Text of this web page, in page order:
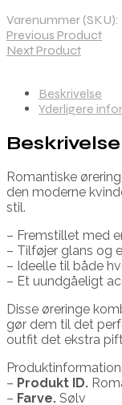
Varenummer (SKU):
Previous Product
Next Product
Beskrivelse
Yderligere
Beskrivelse
Romantiske
den moderne
stil.
– Fremstillet med
– Tilføjer glans og
– Ideelle til både
– Et uundgåeligt
Disse øreringe
gør dem til det
outfit det ekstra
Produktinformation.
– Produkt ID.
– Farve. Sølv